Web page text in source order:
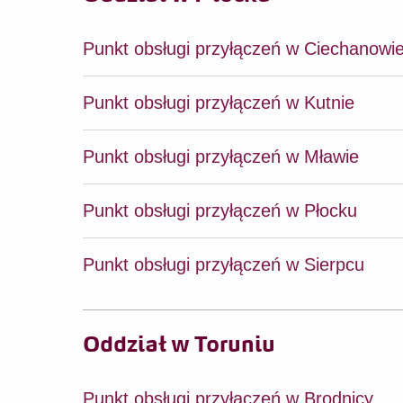
Punkt obsługi przyłączeń w
Punkt obsługi przyłączeń w Kutnie
Punkt obsługi przyłączeń w Mławie
Punkt obsługi przyłączeń w Płocku
Punkt obsługi przyłączeń w Sierpcu
Oddział w Toruniu
Punkt obsługi przyłączeń w Brodnicy